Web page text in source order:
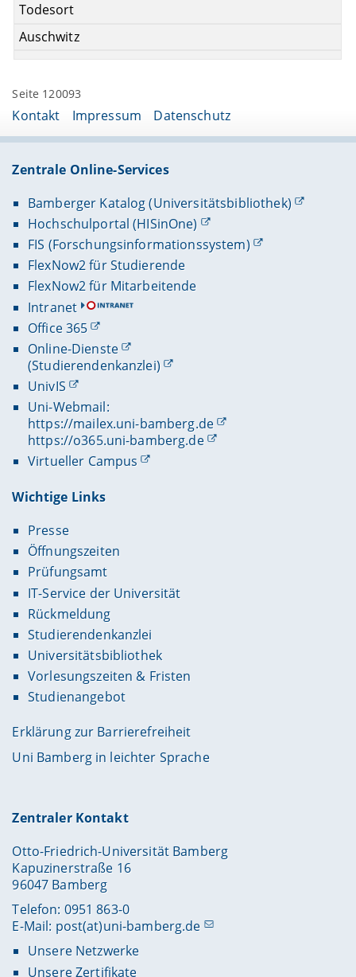
Todesort
Auschwitz
Seite 120093
Kontakt Impressum Datenschutz
Zentrale Online-Services
Bamberger Katalog (Universitätsbibliothek)
Hochschulportal (HISinOne)
FIS (Forschungsinformationssystem)
FlexNow2 für Studierende
FlexNow2 für Mitarbeitende
Intranet
Office 365
Online-Dienste
(Studierendenkanzlei)
UnivIS
Uni-Webmail:
https://mailex.uni-bamberg.de
https://o365.uni-bamberg.de
Virtueller Campus
Wichtige Links
Presse
Öffnungszeiten
Prüfungsamt
IT-Service der Universität
Rückmeldung
Studierendenkanzlei
Universitätsbibliothek
Vorlesungszeiten & Fristen
Studienangebot
Erklärung zur Barrierefreiheit
Uni Bamberg in leichter Sprache
Zentraler Kontakt
Otto-Friedrich-Universität Bamberg
Kapuzinerstraße 16
96047 Bamberg
Telefon: 0951 863-0
E-Mail: post(at)uni-bamberg.de
Unsere Netzwerke
Unsere Zertifikate